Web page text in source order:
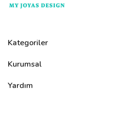
Kategoriler
Kurumsal
Yardım